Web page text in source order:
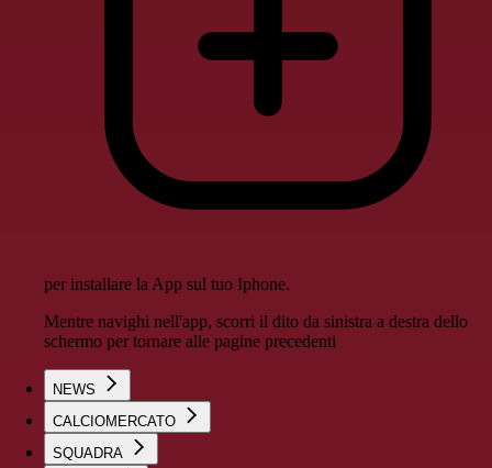
per installare la App sul tuo Iphone.
Mentre navighi nell'app, scorri il dito da sinistra a destra dello
schermo per tornare alle pagine precedenti
NEWS
CALCIOMERCATO
SQUADRA